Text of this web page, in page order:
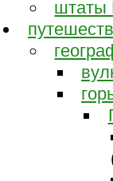
штаты